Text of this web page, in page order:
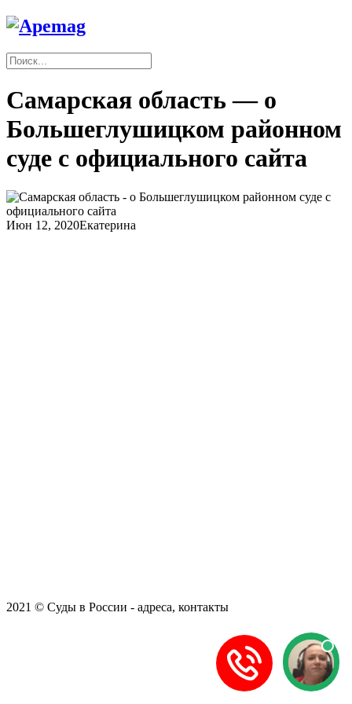
Самарская область — о
Большеглушицком районном
суде с официального сайта
Июн 12, 2020Екатерина
2021 © Суды в России - адреса, контакты